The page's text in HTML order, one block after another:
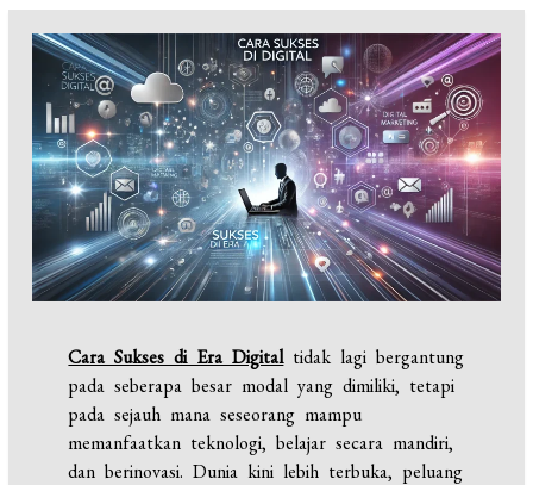
Cara Sukses di Era Digitaltidak lagi bergantung
pada seberapa besar modal yang dimiliki, tetapi
pada sejauh mana seseorang mampu
memanfaatkan teknologi, belajar secara mandiri,
dan berinovasi. Dunia kini lebih terbuka, peluang